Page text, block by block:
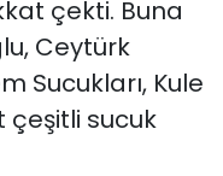
çekti. Buna
Ceytürk
Sucukları, Kule
çeşitli sucuk